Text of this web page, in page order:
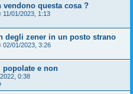
vendono questa cosa ?
11/01/2023, 1:13
degli zener in un posto strano
02/01/2023, 3:26
popolate e non
0:38